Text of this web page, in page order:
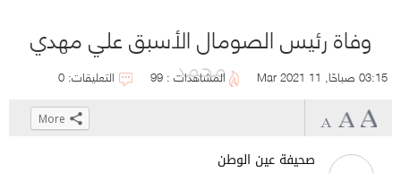
وفاة رئيس الصومال الأسبق علي مهدي
محمد 03:15 صباحًا, 11 Mar 2021 المشاهدات : 99 التعليقات: 0
صحيفة عين الوطن
Click
More